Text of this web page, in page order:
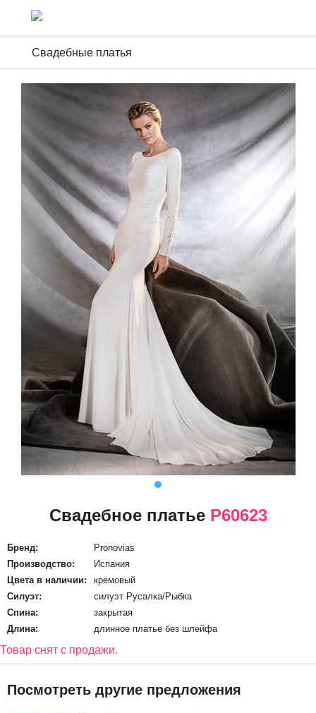
Свадебные платья
Свадебное платье P60623
Бренд:
Pronovias
Производство:
Испания
Цвета в наличии:
кремовый
Силуэт:
силуэт Русалка/Рыбка
Спина:
закрытая
Длина:
длинное платье без шлейфа
Товар снят с продажи.
Посмотреть другие предложения